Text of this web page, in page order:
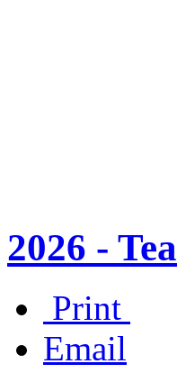
2026 -
Print
Email